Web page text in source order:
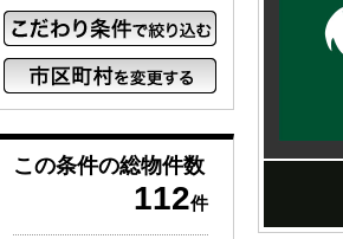
この条件の総物件数
112件